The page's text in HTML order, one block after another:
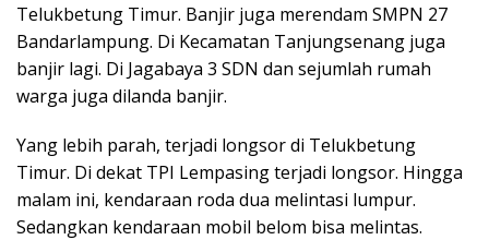
Telukbetung Timur. Banjir juga merendam SMPN 27
Bandarlampung. Di Kecamatan Tanjungsenang juga
banjir lagi. Di Jagabaya 3 SDN dan sejumlah rumah
warga juga dilanda banjir.
Yang lebih parah, terjadi longsor di Telukbetung
Timur. Di dekat TPI Lempasing terjadi longsor. Hingga
malam ini, kendaraan roda dua melintasi lumpur.
Sedangkan kendaraan mobil belom bisa melintas.